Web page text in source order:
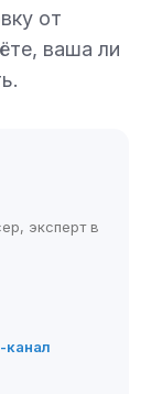
от
ваша ли
эксперт в
канал